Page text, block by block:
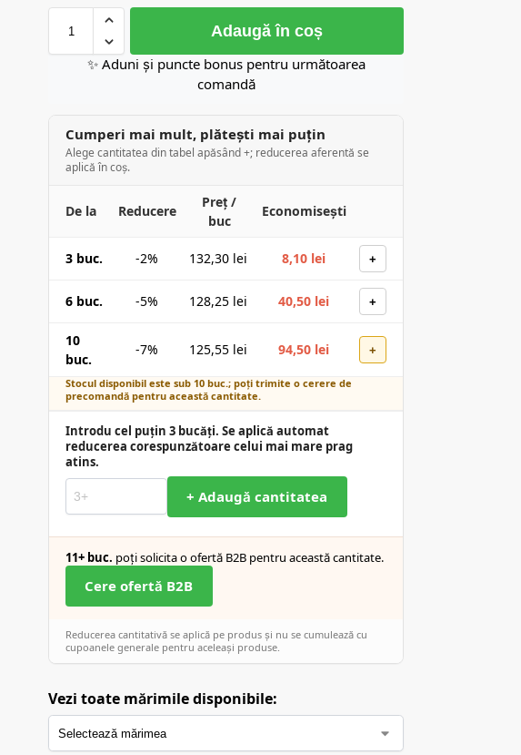
Adaugă în coș
✨ Aduni și puncte bonus pentru următoarea
comandă
Cumperi mai mult, plătești mai puțin
Alege cantitatea din tabel apăsând +; reducerea aferentă se
aplică în coș.
De la Reducere
Preț /
buc
Economisești
3 buc. -2% 132,30 lei 8,10 lei +
6 buc. -5% 128,25 lei 40,50 lei +
10
buc.
-7% 125,55 lei 94,50 lei +
Stocul disponibil este sub 10 buc.; poți trimite o cerere de
precomandă pentru această cantitate.
Introdu cel puțin 3 bucăți. Se aplică automat
reducerea corespunzătoare celui mai mare prag
atins.
+ Adaugă cantitatea
11+ buc. poți solicita o ofertă B2B pentru această cantitate.
Cere ofertă B2B
Reducerea cantitativă se aplică pe produs și nu se cumulează cu
cupoanele generale pentru aceleași produse.
Vezi toate mărimile disponibile: